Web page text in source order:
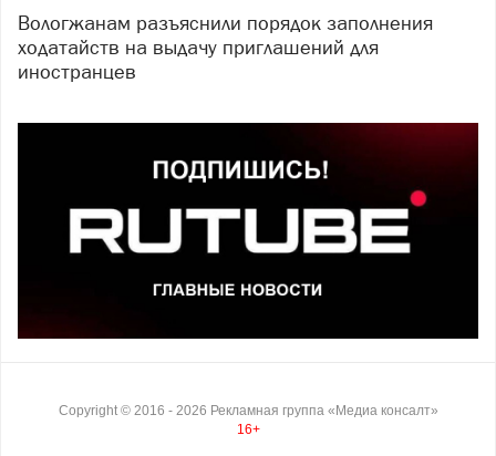
Вологжанам разъяснили порядок заполнения
ходатайств на выдачу приглашений для
иностранцев
Copyright © 2016 - 2026 Рекламная группа «Медиа консалт»
16+